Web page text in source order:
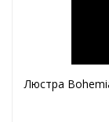
Люстра